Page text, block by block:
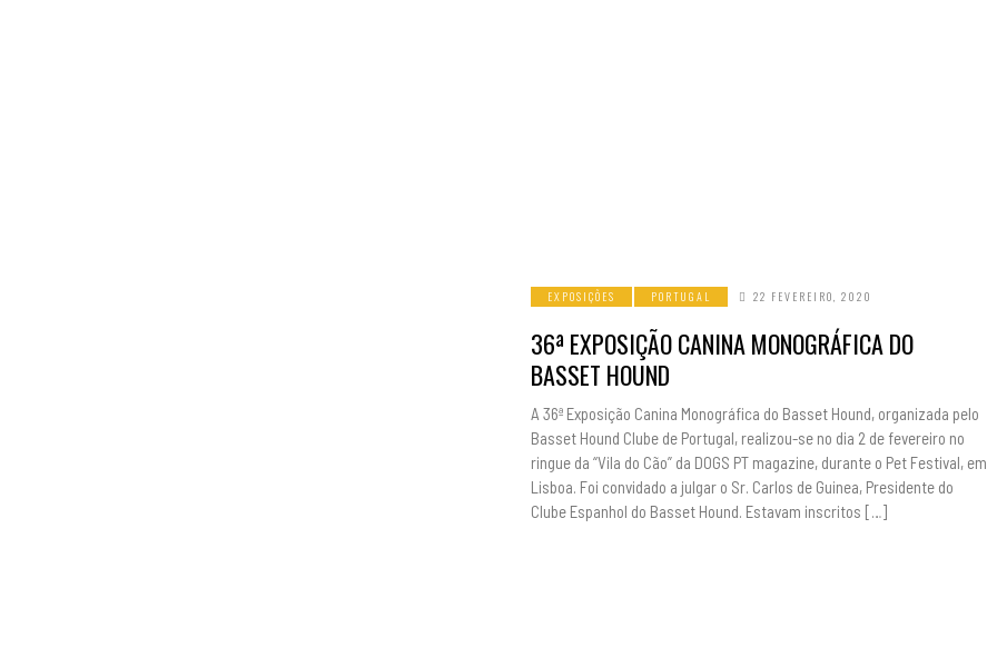
EXPOSIÇÕES PORTUGAL 22 FEVEREIRO, 2020
36ª EXPOSIÇÃO CANINA MONOGRÁFICA DO
BASSET HOUND
A 36ª Exposição Canina Monográfica do Basset Hound, organizada pelo
Basset Hound Clube de Portugal, realizou-se no dia 2 de fevereiro no
ringue da “Vila do Cão” da DOGS PT magazine, durante o Pet Festival, em
Lisboa. Foi convidado a julgar o Sr. Carlos de Guinea, Presidente do
Clube Espanhol do Basset Hound. Estavam inscritos […]